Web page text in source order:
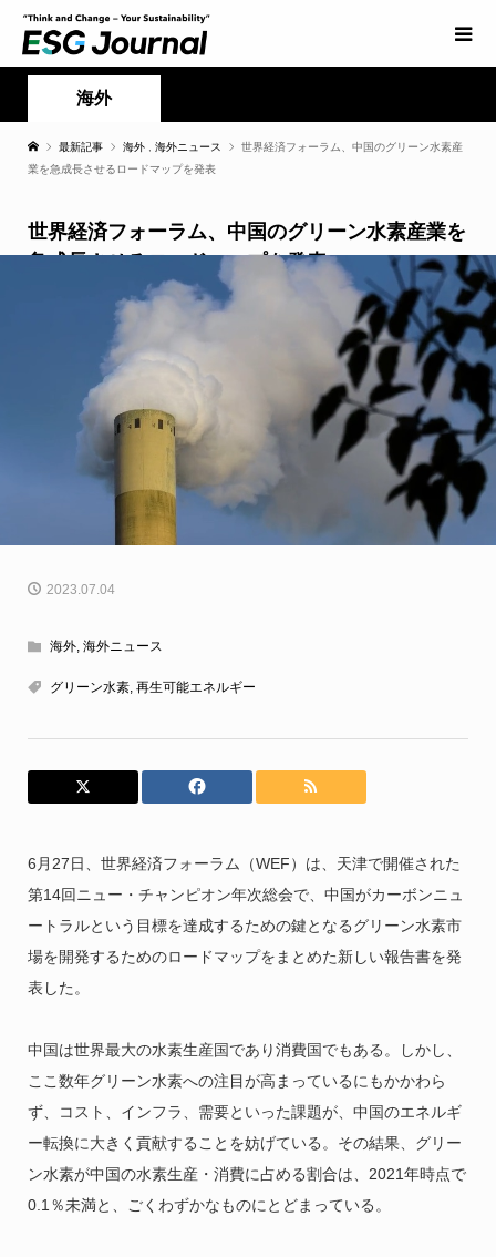
海外
最新記事 海外 海外ニュース
世界経済フォーラム、中国のグリーン水素産
業を急成長させるロードマップを発表
世界経済フォーラム、中国のグリーン水素産業を
急成長させるロードマップを発表
2023.07.04
海外, 海外ニュース
グリーン水素, 再生可能エネルギー
6月27日、世界経済フォーラム（WEF）は、天津で開催された
第14回ニュー・チャンピオン年次総会で、中国がカーボンニュ
ートラルという目標を達成するための鍵となるグリーン水素市
場を開発するためのロードマップをまとめた新しい報告書を発
表した。
中国は世界最大の水素生産国であり消費国でもある。しかし、
ここ数年グリーン水素への注目が高まっているにもかかわら
ず、コスト、インフラ、需要といった課題が、中国のエネルギ
ー転換に大きく貢献することを妨げている。その結果、グリー
ン水素が中国の水素生産・消費に占める割合は、2021年時点で
0.1％未満と、ごくわずかなものにとどまっている。